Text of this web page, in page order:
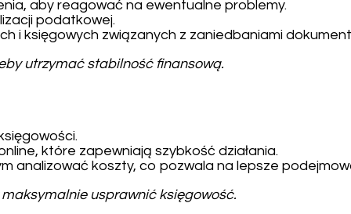
aby reagować na ewentualne problemy.
podatkowej.
i księgowych związanych z zaniedbaniami
utrzymać stabilność finansową.
które zapewniają szybkość działania.
analizować koszty, co pozwala na lepsze
usprawnić księgowość.